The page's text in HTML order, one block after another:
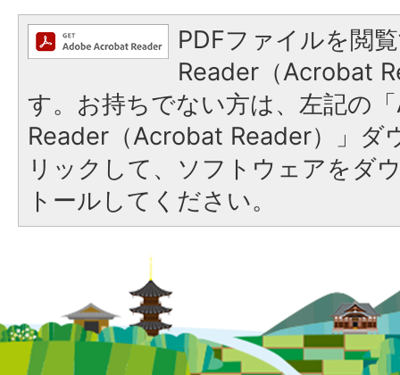
PDFファイルを閲
Reader（Acrobat
す。お持ちでない方は、左記の
Reader（Acrobat Reader）」ダ
リックして、ソフトウェアをダ
トールしてください。